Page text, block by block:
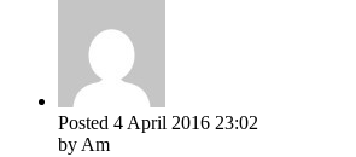
Posted 4 April 2016 23:02
by Am